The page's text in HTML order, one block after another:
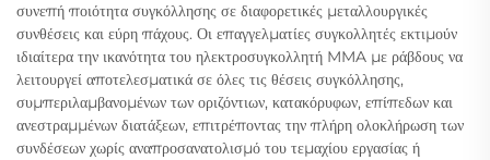
συνεπή ποιότητα συγκόλλησης σε διαφορετικές μεταλλουργικές
συνθέσεις και εύρη πάχους. Οι επαγγελματίες συγκολλητές εκτιμούν
ιδιαίτερα την ικανότητα του ηλεκτροσυγκολλητή MMA με ράβδους να
λειτουργεί αποτελεσματικά σε όλες τις θέσεις συγκόλλησης,
συμπεριλαμβανομένων των οριζόντιων, κατακόρυφων, επίπεδων και
ανεστραμμένων διατάξεων, επιτρέποντας την πλήρη ολοκλήρωση των
συνδέσεων χωρίς αναπροσανατολισμό του τεμαχίου εργασίας ή